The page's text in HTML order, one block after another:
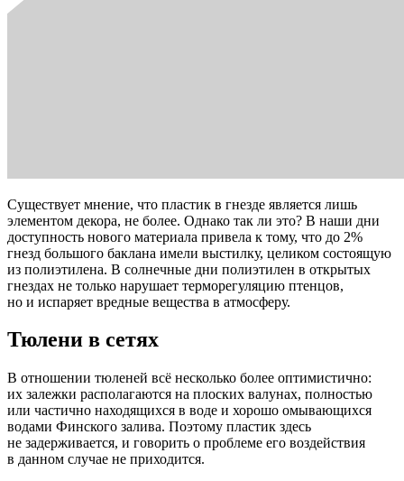
Существует мнение, что пластик в гнезде является лишь
элементом декора, не более. Однако так ли это? В наши дни
доступность нового материала привела к тому, что до 2%
гнезд большого баклана имели выстилку, целиком состоящую
из полиэтилена. В солнечные дни полиэтилен в открытых
гнездах не только нарушает терморегуляцию птенцов,
но и испаряет вредные вещества в атмосферу.
Тюлени в сетях
В отношении тюленей всё несколько более оптимистично:
их залежки располагаются на плоских валунах, полностью
или частично находящихся в воде и хорошо омывающихся
водами Финского залива. Поэтому пластик здесь
не задерживается, и говорить о проблеме его воздействия
в данном случае не приходится.